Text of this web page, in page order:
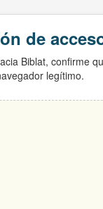
de
Biblat, confirme
legítimo.